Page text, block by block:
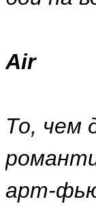
Air
То, чем
арт-